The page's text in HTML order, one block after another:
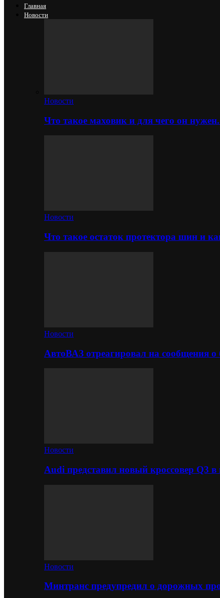
Главная
Новости
Новости
Что такое маховик и для чего он
Новости
Что такое остаток протектора шин и
Новости
АвтоВАЗ отреагировал на сообщения о
Новости
Audi представил новый кроссовер Q3
Новости
Минтранс предупредил о дорожных